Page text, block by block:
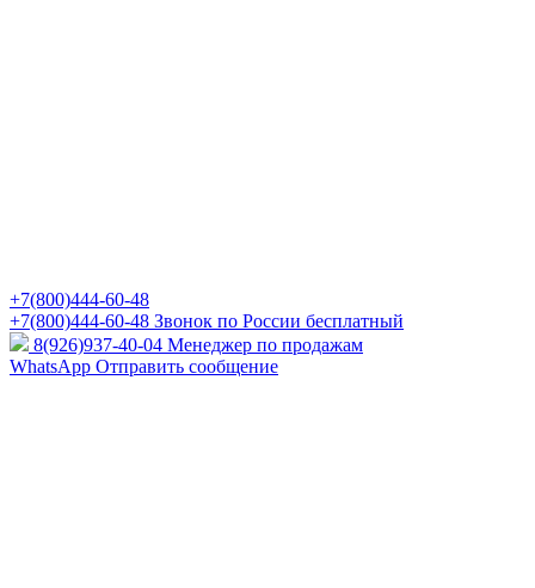
+7(800)444-60-48
+7(800)444-60-48 Звонок по России бесплатный
8(926)937-40-04 Менеджер по продажам
WhatsApp Отправить сообщение